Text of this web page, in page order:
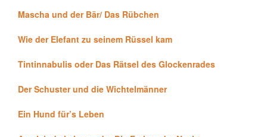
Mascha und der Bär/ Das Rübchen
Wie der Elefant zu seinem Rüssel kam
Tintinnabulis oder Das Rätsel des Glockenrades
Der Schuster und die Wichtelmänner
Ein Hund für’s Leben